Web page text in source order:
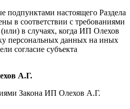
подпунктами настоящего Раздела
в соответствии с требованиями
(или) в случаях, когда ИП Олехов
персональных данных на иных
согласие субъекта
А.Г.
Закона ИП Олехов А.Г.